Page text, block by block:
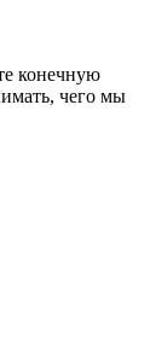
конечную
чего мы